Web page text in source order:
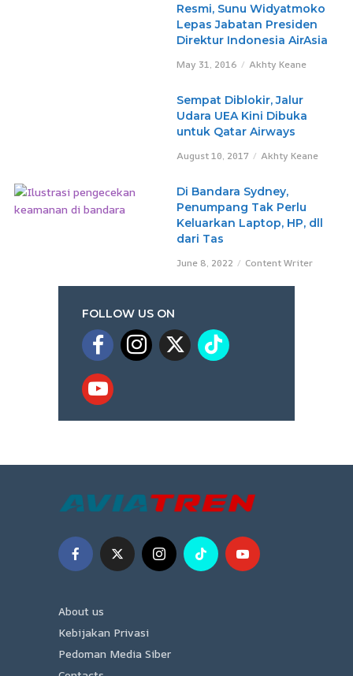
Resmi, Sunu Widyatmoko
Lepas Jabatan Presiden
Direktur Indonesia AirAsia
May 31, 2016 Akhty Keane
Sempat Diblokir, Jalur
Udara UEA Kini Dibuka
untuk Qatar Airways
August 10, 2017 Akhty Keane
Di Bandara Sydney,
Penumpang Tak Perlu
Keluarkan Laptop, HP, dll
dari Tas
June 8, 2022 Content Writer
FOLLOW US ON
About us
Kebijakan Privasi
Pedoman Media Siber